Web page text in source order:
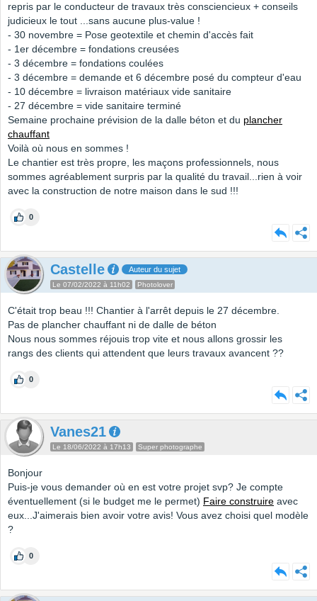
repris par le conducteur de travaux très consciencieux + conseils
judicieux le tout ...sans aucune plus-value !
- 30 novembre = Pose geotextile et chemin d'accès fait
- 1er décembre = fondations creusées
- 3 décembre = fondations coulées
- 3 décembre = demande et 6 décembre posé du compteur d'eau
- 10 décembre = livraison matériaux vide sanitaire
- 27 décembre = vide sanitaire terminé
Semaine prochaine prévision de la dalle béton et du plancher
chauffant
Voilà où nous en sommes !
Le chantier est très propre, les maçons professionnels, nous
sommes agréablement surpris par la qualité du travail...rien à voir
avec la construction de notre maison dans le sud !!!
0
Castelle Auteur du sujet
Le 07/02/2022 à 11h02 Photolover
C'était trop beau !!! Chantier à l'arrêt depuis le 27 décembre.
Pas de plancher chauffant ni de dalle de béton
Nous nous sommes réjouis trop vite et nous allons grossir les
rangs des clients qui attendent que leurs travaux avancent ??
0
Vanes21
Le 18/06/2022 à 17h13 Super photographe
Bonjour
Puis-je vous demander où en est votre projet svp? Je compte
éventuellement (si le budget me le permet) Faire construire avec
eux...J'aimerais bien avoir votre avis! Vous avez choisi quel modèle
?
0